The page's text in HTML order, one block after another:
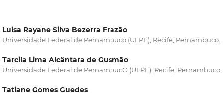
Luisa Rayane Silva Bezerra Frazão
Universidade Federal de Pernambuco (UFPE), Recife, Pernambuco.
Tarcila Lima Alcântara de Gusmão
Universidade Federal de PernambucO (UFPE), Recife, Pernambuco
Tatiane Gomes Guedes